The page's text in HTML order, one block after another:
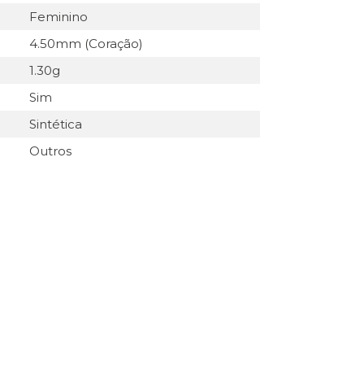
Feminino
4.50mm (Coração)
1.30g
Sim
Sintética
Outros